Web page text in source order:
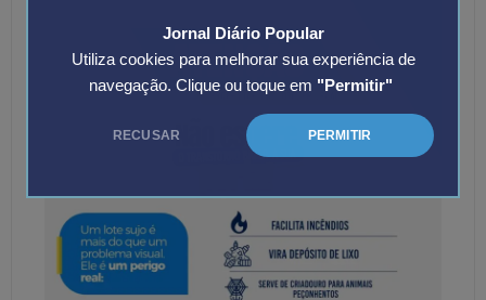
Jornal Diário Popular
Utiliza cookies para melhorar sua experiência de
navegação. Clique ou toque em "Permitir"
RECUSAR PERMITIR